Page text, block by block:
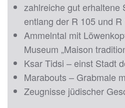
zahlreiche gut erhaltene
entlang der R 105 und R
Ammelntal mit
Museum „Maison
Ksar Tidsi – einst Stadt
Marabouts – Grabmale
Zeugnisse jüdischer